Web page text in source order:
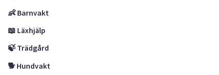
👶 Barnvakt
📖 Läxhjälp
🍃 Trädgård
🐕 Hundvakt